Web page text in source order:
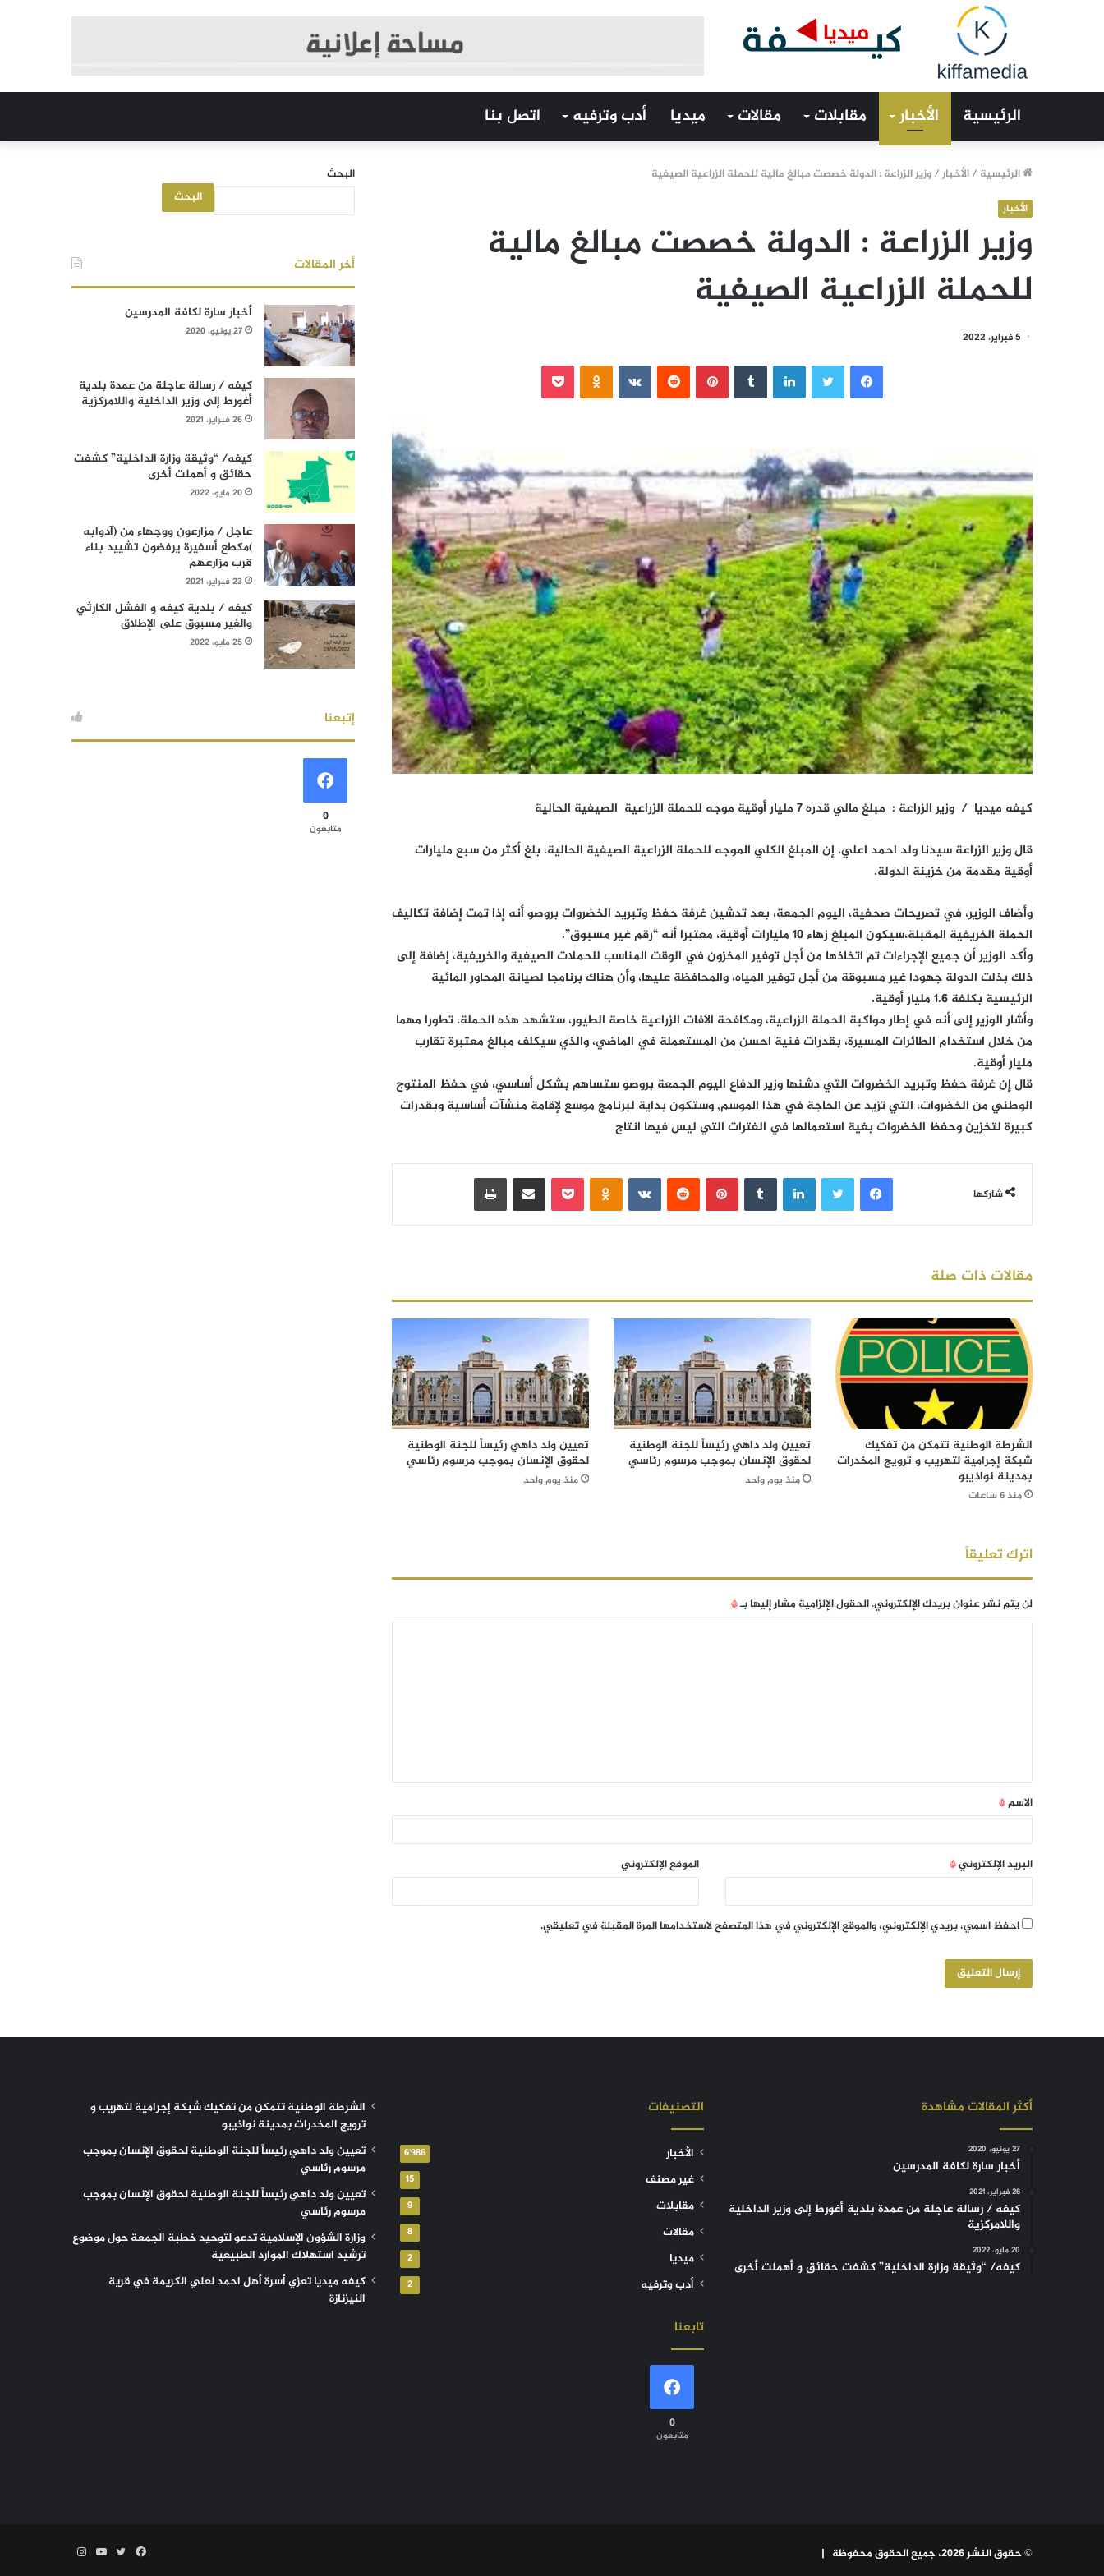
الرئيسية الأخبار مقابلات مقالات ميديا أدب وترفيه اتصل بنا
الرئيسية /الأخبار/وزير الزراعة : الدولة خصصت مبالغ مالية للحملة الزراعية الصيفية
الأخبار
وزير الزراعة : الدولة خصصت مبالغ مالية
للحملة الزراعية الصيفية
5 فبراير، 2022
فيسبوك لينكدإن بينتيريست
كيفه ميديا / وزير الزراعة : مبلغ مالي قدره 7 مليار أوقية موجه للحملة الزراعية الصيفية الحالية
قال وزير الزراعة سيدنا ولد احمد اعلي، إن المبلغ الكلي الموجه للحملة الزراعية الصيفية الحالية، بلغ أكثر من سبع مليارات
أوقية مقدمة من خزينة الدولة.
وأضاف الوزير، في تصريحات صحفية، اليوم الجمعة، بعد تدشين غرفة حفظ وتبريد الخضروات بروصو أنه إذا تمت إضافة تكاليف
الحملة الخريفية المقبلة،سيكون المبلغ زهاء 10 مليارات أوقية، معتبرا أنه “رقم غير مسبوق”.
وأكد الوزير أن جميع الإجراءات تم اتخاذها من أجل توفير المخزون في الوقت المناسب للحملات الصيفية والخريفية، إضافة إلى
ذلك بذلت الدولة جهودا غير مسبوقة من أجل توفير المياه، والمحافظة عليها، وأن هناك برنامجا لصيانة المحاور المائية
الرئيسية بكلفة 1.6 مليار أوقية.
وأشار الوزير إلى أنه في إطار مواكبة الحملة الزراعية، ومكافحة الآفات الزراعية خاصة الطيور، ستشهد هذه الحملة، تطورا مهما
من خلال استخدام الطائرات المسيرة، بقدرات فنية احسن من المستعملة في الماضي، والذي سيكلف مبالغ معتبرة تقارب
مليار أوقية.
قال إن غرفة حفظ وتبريد الخضروات التي دشنها وزير الدفاع اليوم الجمعة بروصو ستساهم بشكل أساسي، في حفظ المنتوج
الوطني من الخضروات، التي تزيد عن الحاجة في هذا الموسم, وستكون بداية لبرنامج موسع لإقامة منشآت أساسية وبقدرات
كبيرة لتخزين وحفظ الخضروات بغية استعمالها في الفترات التي ليس فيها انتاج
شاركها
فيسبوك لينكدإن بينتيريست بوكيت مشاركة عبر البريد
مقالات ذات صلة
الشرطة الوطنية تتمكن من تفكيك
شبكة إجرامية لتهريب و ترويج المخدرات
بمدينة نواذيبو
منذ 6 ساعات
تعيين ولد داهي رئيساً للجنة الوطنية
لحقوق الإنسان بموجب مرسوم رئاسي
منذ يوم واحد
تعيين ولد داهي رئيساً للجنة الوطنية
لحقوق الإنسان بموجب مرسوم رئاسي
منذ يوم واحد
اترك تعليقاً
لن يتم نشر عنوان بريدك الإلكتروني.الحقول الإلزامية مشار إليها بـ*
الاسم*
البريد الإلكتروني* الموقع الإلكتروني
احفظ اسمي، بريدي الإلكتروني، والموقع الإلكتروني في هذا المتصفح لاستخدامها المرة المقبلة في تعليقي.
البحث
البحث
أخر المقالات
أخبار سارة لكافة المدرسين
27 يونيو، 2020
كيفه / رسالة عاجلة من عمدة بلدية
أغورط إلى وزير الداخلية واللامركزية
26 فبراير، 2021
كيفه/ “وثيقة وزارة الداخلية” كشفت
حقائق و أهملت أخرى
20 مايو، 2022
عاجل / مزارعون ووجهاء من (آدوابه
)مكطع أسفيرة يرفضون تشييد بناء
قرب مزارعهم
23 فبراير، 2021
كيفه / بلدية كيفه و الفشل الكارثي
والغير مسبوق على الإطلاق
25 مايو، 2022
إتبعنا
0
متابعون
أكثر المقالات مشاهدة
27 يونيو، 2020
أخبار سارة لكافة المدرسين
26 فبراير، 2021
كيفه / رسالة عاجلة من عمدة بلدية أغورط إلى وزير الداخلية
واللامركزية
20 مايو، 2022
كيفه/ “وثيقة وزارة الداخلية” كشفت حقائق و أهملت أخرى
التصنيفات
الأخبار 6٬986
غير مصنف 15
مقابلات 9
مقالات 8
ميديا 2
أدب وترفيه 2
تابعنا
0
متابعون
الشرطة الوطنية تتمكن من تفكيك شبكة إجرامية لتهريب و
ترويج المخدرات بمدينة نواذيبو
تعيين ولد داهي رئيساً للجنة الوطنية لحقوق الإنسان بموجب
مرسوم رئاسي
تعيين ولد داهي رئيساً للجنة الوطنية لحقوق الإنسان بموجب
مرسوم رئاسي
وزارة الشؤون الإسلامية تدعو لتوحيد خطبة الجمعة حول موضوع
ترشيد استهلاك الموارد الطبيعية
كيفه ميديا تعزي أسرة أهل احمد لعلي الكريمة في قرية
النيزنازة
© حقوق النشر 2026، جميع الحقوق محفوظة | فيسبوك
تويتر يوتيوب